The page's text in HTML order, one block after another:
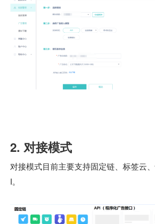
2. 对接模式
对接模式目前主要支持固定链、标签云
I。